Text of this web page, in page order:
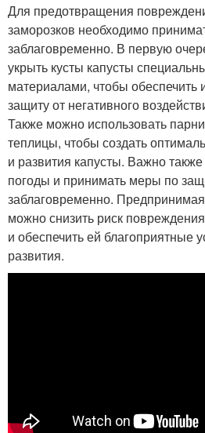
Для предотвращения
заморозков необходимо
заблаговременно. В первую
укрыть кусты капусты
материалами, чтобы обеспечить
защиту от негативного
Также можно использовать
теплицы, чтобы создать
и развития капусты. Важно
погоды и принимать меры по
заблаговременно.
можно снизить риск
и обеспечить ей благоприятные
развития.